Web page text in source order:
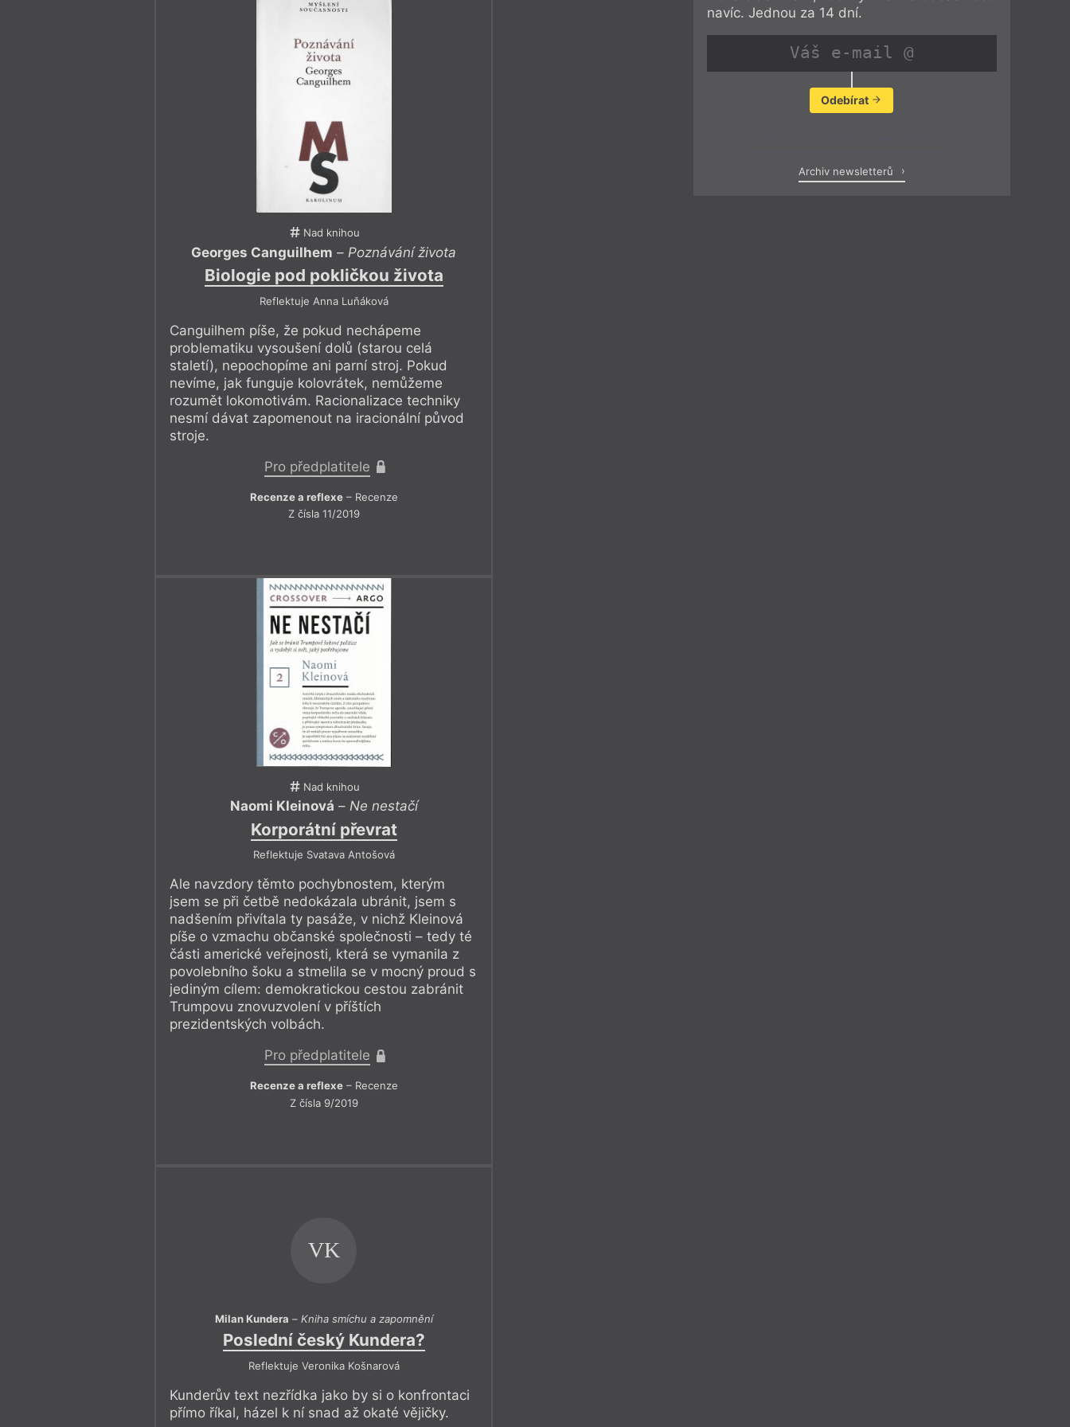
Nad knihou
Georges Canguilhem – Poznávání života
Biologie pod pokličkou života
Reflektuje Anna Luňáková
Canguilhem píše, že pokud nechápeme
problematiku vysoušení dolů (starou celá
staletí), nepochopíme ani parní stroj. Pokud
nevíme, jak funguje kolovrátek, nemůžeme
rozumět lokomotivám. Racionalizace techniky
nesmí dávat zapomenout na iracionální původ
stroje.
Pro předplatitele
Recenze a reflexe– Recenze
Z čísla 11/2019
Nad knihou
Naomi Kleinová – Ne nestačí
Korporátní převrat
Reflektuje Svatava Antošová
Ale navzdory těmto pochybnostem, kterým
jsem se při četbě nedokázala ubránit, jsem s
nadšením přivítala ty pasáže, v nichž Kleinová
píše o vzmachu občanské společnosti – tedy té
části americké veřejnosti, která se vymanila z
povolebního šoku a stmelila se v mocný proud s
jediným cílem: demokratickou cestou zabránit
Trumpovu znovuzvolení v příštích
prezidentských volbách.
Pro předplatitele
Recenze a reflexe– Recenze
Z čísla 9/2019
VK
Milan Kundera – Kniha smíchu a zapomnění
Poslední český Kundera?
Reflektuje Veronika Košnarová
Kunderův text nezřídka jako by si o konfrontaci
přímo říkal, házel k ní snad až okaté vějičky.
navíc. Jednou za 14 dní.
Odebírat
Archiv newsletterů